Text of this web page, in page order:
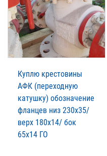
Куплю крестовины
АФК (переходную
катушку) обозначение
фланцев низ 230х35/
верх 180х14/ бок
65х14 ГО